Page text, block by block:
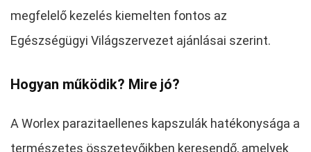
megfelelő kezelés kiemelten fontos az
Egészségügyi Világszervezet ajánlásai szerint.
Hogyan működik? Mire jó?
A Worlex parazitaellenes kapszulák hatékonysága a
természetes összetevőikben keresendő, amelyek